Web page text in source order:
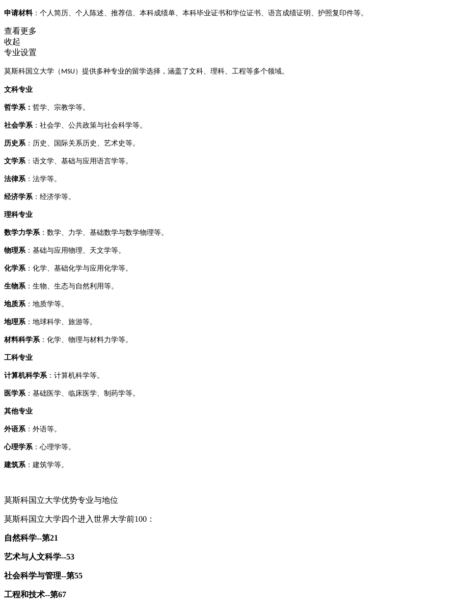
申请材料‌：个人简历、个人陈述、推荐信、本科成绩单、本科毕业证书和学位证书、语言成绩证明、护照复印件等‌。
查看更多
收起
专业设置
‌莫斯科国立大学（ MSU ）提供多种专业的留学选择，涵盖了文科、理科、工程等多个领域。‌
文科专业
哲学系‌： 哲学、宗教学等。
社会学系‌：社会学、公共政策与社会科学等。
历史系‌：历史、国际关系历史、艺术史等。
文学系‌：语文学、基础与应用语言学等。
法律系‌：法学等。
经济学系‌：经济学等。
理科专业
数学力学系‌：数学、力学、基础数学与数学物理等。
物理系‌：基础与应用物理、天文学等。
化学系‌：化学、基础化学与应用化学等。
‌生物系‌：生物、生态与自然利用等。
地质系‌：地质学等。
地理系‌：地球科学、旅游等。
材料科学系‌：化学、物理与材料力学等。
工科专业
计算机科学系‌：计算机科学等。
医学系‌：基础医学、临床医学、制药学等。
其他专业
外语系‌：外语等。
心理学系‌：心理学等。
‌建筑系‌：建筑学等。
莫斯科国立大学优势专业与地位
莫斯科国立大学四个进入世界大学前100：
自然科学--第21
艺术与人文科学--53
社会科学与管理--第55
工程和技术--第67